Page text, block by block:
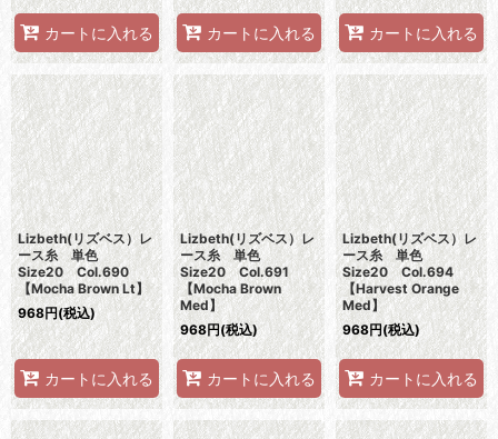
カートに入れる カートに入れる カートに入れる
Lizbeth(リズベス）レ
ース糸 単色
Size20 Col.690
【Mocha Brown Lt】
968円(税込)
カートに入れる
Lizbeth(リズベス）レ
ース糸 単色
Size20 Col.691
【Mocha Brown
Med】
968円(税込)
カートに入れる
Lizbeth(リズベス）レ
ース糸 単色
Size20 Col.694
【Harvest Orange
Med】
968円(税込)
カートに入れる